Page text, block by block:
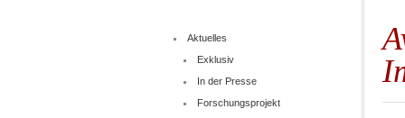
Aktuelles
Exklusiv
In der Presse
Forschungsprojekt